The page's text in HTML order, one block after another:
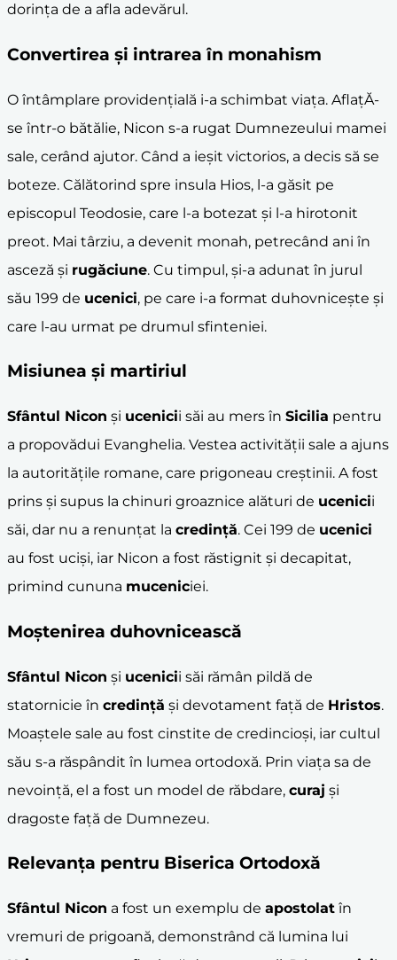
dorința de a afla adevărul.
Convertirea și intrarea în monahism
O întâmplare providențială i-a schimbat viața. AflațĂ-
se într-o bătălie, Nicon s-a rugat Dumnezeului mamei
sale, cerând ajutor. Când a ieșit victorios, a decis să se
boteze. Călătorind spre insula Hios, l-a găsit pe
episcopul Teodosie, care l-a botezat și l-a hirotonit
preot. Mai târziu, a devenit monah, petrecând ani în
asceză și rugăciune. Cu timpul, și-a adunat în jurul
său 199 de ucenici, pe care i-a format duhovnicește și
care l-au urmat pe drumul sfinteniei.
Misiunea și martiriul
Sfântul Nicon și ucenicii săi au mers în Sicilia pentru
a propovădui Evanghelia. Vestea activității sale a ajuns
la autoritățile romane, care prigoneau creștinii. A fost
prins și supus la chinuri groaznice alături de ucenicii
săi, dar nu a renunțat la credință. Cei 199 de ucenici
au fost uciși, iar Nicon a fost răstignit și decapitat,
primind cununa muceniciei.
Moștenirea duhovnicească
Sfântul Nicon și ucenicii săi rămân pildă de
statornicie în credință și devotament față de Hristos.
Moaștele sale au fost cinstite de credincioși, iar cultul
său s-a răspândit în lumea ortodoxă. Prin viața sa de
nevoință, el a fost un model de răbdare, curaj și
dragoste față de Dumnezeu.
Relevanța pentru Biserica Ortodoxă
Sfântul Nicon a fost un exemplu de apostolat în
vremuri de prigoană, demonstrând că lumina lui